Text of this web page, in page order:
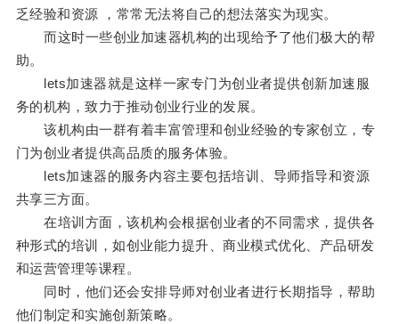
乏经验和资源 ，常常无法将自己的想法落实为现实。
而这时一些创业加速器机构的出现给予了他们极大的帮
助。
lets加速器就是这样一家专门为创业者提供创新加速服
务的机构，致力于推动创业行业的发展。
该机构由一群有着丰富管理和创业经验的专家创立，专
门为创业者提供高品质的服务体验。
lets加速器的服务内容主要包括培训、导师指导和资源
共享三方面。
在培训方面，该机构会根据创业者的不同需求，提供各
种形式的培训，如创业能力提升、商业模式优化、产品研发
和运营管理等课程。
同时，他们还会安排导师对创业者进行长期指导，帮助
他们制定和实施创新策略。